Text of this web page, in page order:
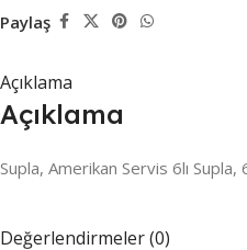
Paylaş
Açıklama
Açıklama
Supla, Amerikan Servis 6lı Supla,
Değerlendirmeler (0)